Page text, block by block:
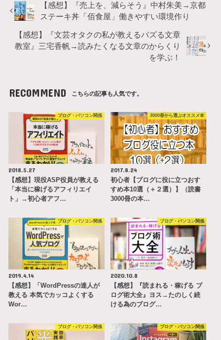
【感想】『売上を、減らそう』中村朱美→京都
ステーキ丼「佰食屋」働きやすい環境作り
【感想】『文芸オタクの私が教えるバズる文章
教室』三宅香帆→読みたくなる文章のからくり
を学ぶ！
RECOMMEND こちらの記事も人気です。
ブログ・パソコン関係
2018.5.27
【感想】現役ASP役員が教える
「本当に稼げるアフィリエイ
ト」→初心者アフ…
3000冊から選ぶオススメ本
2017.8.24
初心者【ブログに役に立つおす
すめ本10選（＋２選）】（読書
3000冊の本…
ブログ・パソコン関係
2019.4.14
【感想】「WordPressの達人が
教える 本気でカッコよくする
Wor…
ブログ・パソコン関係
2020.10.8
【感想】『読まれる・稼げる ブ
ログ術大全』ヨス→たのしく続
ける為のブログ…
ブログ・パソコン関係 ブログ・パソコン関係